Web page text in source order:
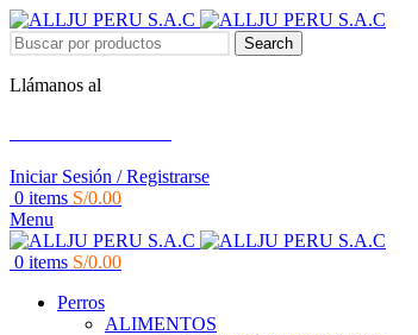
Search
Llámanos al
Iniciar Sesión / Registrarse
0 items S/0.00
Menu
0 items S/0.00
Perros
ALIMENTOS